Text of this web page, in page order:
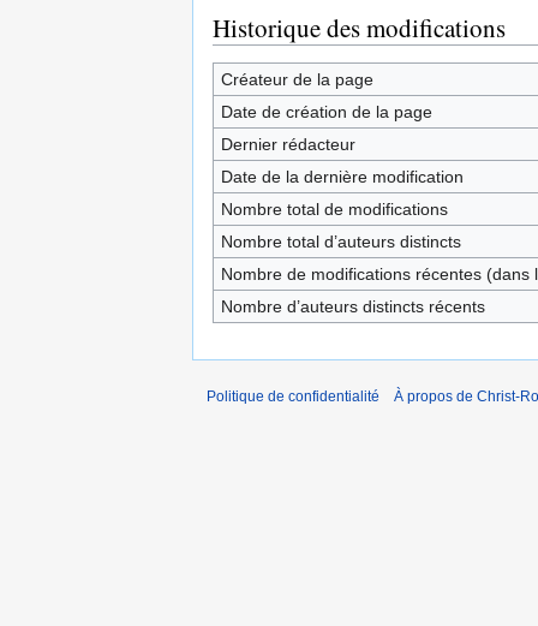
Historique des modifications
Créateur de la page
Date de création de la page
Dernier rédacteur
Date de la dernière modification
Nombre total de modifications
Nombre total d’auteurs distincts
Nombre de modifications récentes (dans
Nombre d’auteurs distincts récents
Politique de confidentialité À propos de Christ-